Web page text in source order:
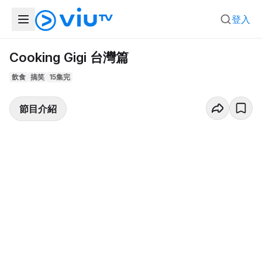
登入
Cooking Gigi 台灣篇
飲食 搞笑 15集完
節目介紹